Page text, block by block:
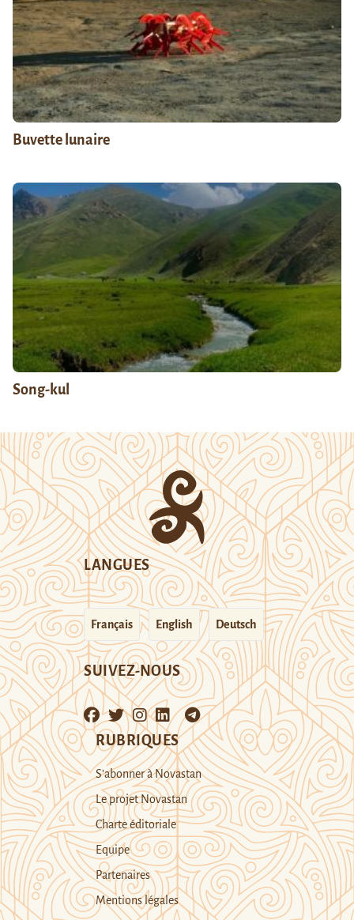
Buvette lunaire
Song-kul
LANGUES
Français English Deutsch
SUIVEZ-NOUS
RUBRIQUES
S’abonner à Novastan
Le projet Novastan
Charte éditoriale
Equipe
Partenaires
Mentions légales